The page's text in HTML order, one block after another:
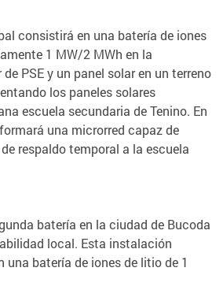
consistirá en una batería de iones
1 MW/2 MWh en la
PSE y un panel solar en un terreno
los paneles solares
escuela secundaria de Tenino. En
una microrred capaz de
respaldo temporal a la escuela
batería en la ciudad de Bucoda
local. Esta instalación
batería de iones de litio de 1